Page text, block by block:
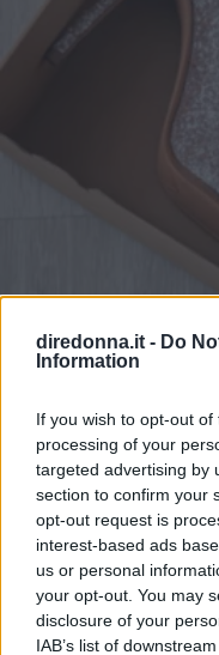
diredonna.it - Do
Information
If you wish to opt-out
processing of your
targeted advertising by
section to confirm your
opt-out request is
interest-based ads
us or personal
your opt-out. You may
disclosure of your
IAB’s list of
Come
Ecco 3
Ecco alcuni consigli
anno che sia
donna per
REDAZIONE DIREDONNA